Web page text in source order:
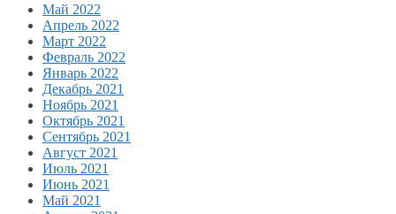
Май 2022
Апрель 2022
Март 2022
Февраль 2022
Январь 2022
Декабрь 2021
Ноябрь 2021
Октябрь 2021
Сентябрь 2021
Август 2021
Июль 2021
Июнь 2021
Май 2021